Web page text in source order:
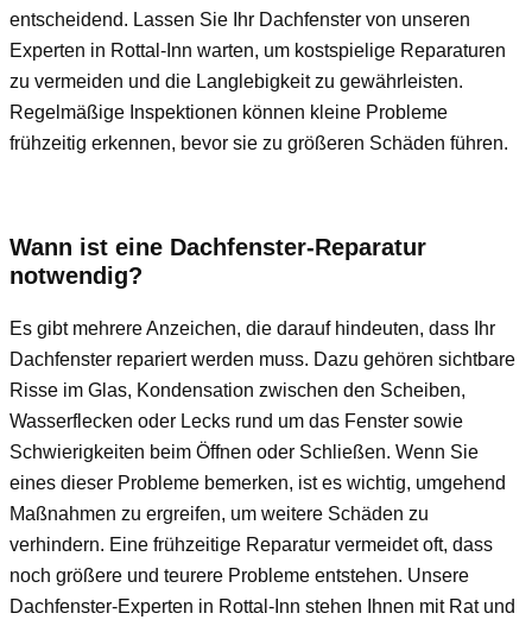
entscheidend. Lassen Sie Ihr Dachfenster von unseren
Experten in Rottal-Inn warten, um kostspielige Reparaturen
zu vermeiden und die Langlebigkeit zu gewährleisten.
Regelmäßige Inspektionen können kleine Probleme
frühzeitig erkennen, bevor sie zu größeren Schäden führen.
Wann ist eine Dachfenster-Reparatur
notwendig?
Es gibt mehrere Anzeichen, die darauf hindeuten, dass Ihr
Dachfenster repariert werden muss. Dazu gehören sichtbare
Risse im Glas, Kondensation zwischen den Scheiben,
Wasserflecken oder Lecks rund um das Fenster sowie
Schwierigkeiten beim Öffnen oder Schließen. Wenn Sie
eines dieser Probleme bemerken, ist es wichtig, umgehend
Maßnahmen zu ergreifen, um weitere Schäden zu
verhindern. Eine frühzeitige Reparatur vermeidet oft, dass
noch größere und teurere Probleme entstehen. Unsere
Dachfenster-Experten in Rottal-Inn stehen Ihnen mit Rat und